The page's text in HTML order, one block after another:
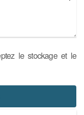
le stockage et le